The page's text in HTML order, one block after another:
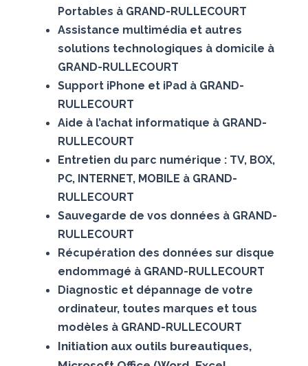
Portables à GRAND-RULLECOURT
Assistance multimédia et autres
solutions technologiques à domicile à
GRAND-RULLECOURT
Support iPhone et iPad à GRAND-
RULLECOURT
Aide à l’achat informatique à GRAND-
RULLECOURT
Entretien du parc numérique : TV, BOX,
PC, INTERNET, MOBILE à GRAND-
RULLECOURT
Sauvegarde de vos données à GRAND-
RULLECOURT
Récupération des données sur disque
endommagé à GRAND-RULLECOURT
Diagnostic et dépannage de votre
ordinateur, toutes marques et tous
modèles à GRAND-RULLECOURT
Initiation aux outils bureautiques,